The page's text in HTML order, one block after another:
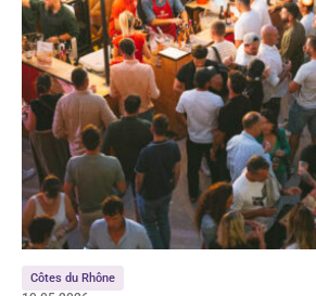
Côtes du Rhône